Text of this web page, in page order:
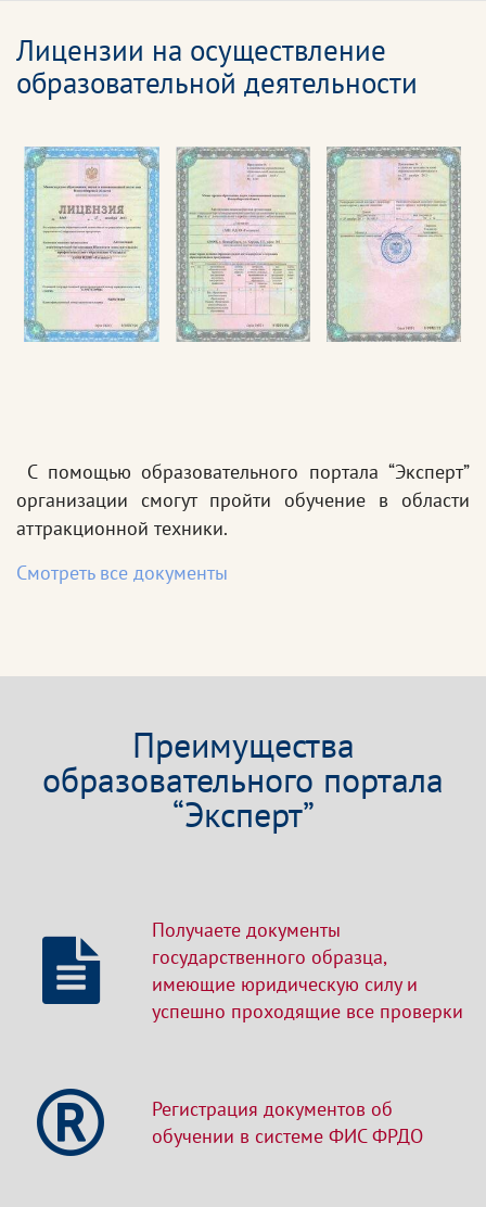
Лицензии на осуществление
образовательной деятельности
С помощью образовательного портала “Эксперт”
организации смогут пройти обучение в области
аттракционной техники.
Смотреть все документы
Преимущества
образовательного портала
“Эксперт”
Получаете документы
государственного образца,
имеющие юридическую силу и
успешно проходящие все проверки
Регистрация документов об
обучении в системе ФИС ФРДО